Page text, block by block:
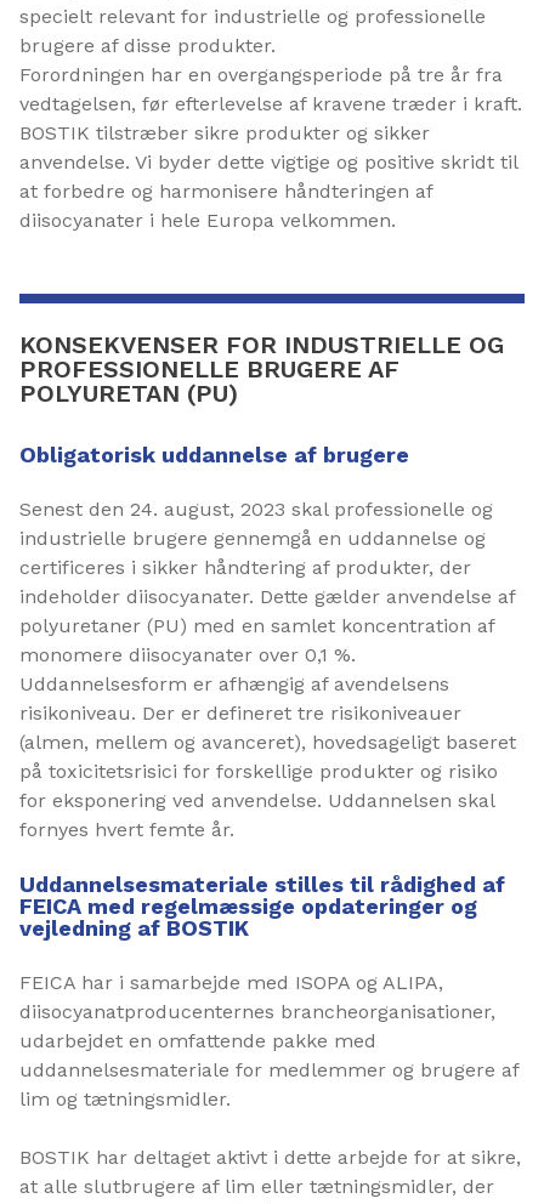
specielt relevant for industrielle og professionelle
brugere af disse produkter.
Forordningen har en overgangsperiode på tre år fra
vedtagelsen, før efterlevelse af kravene træder i kraft.
BOSTIK tilstræber sikre produkter og sikker
anvendelse. Vi byder dette vigtige og positive skridt til
at forbedre og harmonisere håndteringen af
diisocyanater i hele Europa velkommen.
KONSEKVENSER FOR INDUSTRIELLE OG
PROFESSIONELLE BRUGERE AF
POLYURETAN (PU)
Obligatorisk uddannelse af brugere
Senest den 24. august, 2023 skal professionelle og
industrielle brugere gennemgå en uddannelse og
certificeres i sikker håndtering af produkter, der
indeholder diisocyanater. Dette gælder anvendelse af
polyuretaner (PU) med en samlet koncentration af
monomere diisocyanater over 0,1 %.
Uddannelsesform er afhængig af avendelsens
risikoniveau. Der er defineret tre risikoniveauer
(almen, mellem og avanceret), hovedsageligt baseret
på toxicitetsrisici for forskellige produkter og risiko
for eksponering ved anvendelse. Uddannelsen skal
fornyes hvert femte år.
Uddannelsesmateriale stilles til rådighed af
FEICA med regelmæssige opdateringer og
vejledning af BOSTIK
FEICA har i samarbejde med ISOPA og ALIPA,
diisocyanatproducenternes brancheorganisationer,
udarbejdet en omfattende pakke med
uddannelsesmateriale for medlemmer og brugere af
lim og tætningsmidler.
BOSTIK har deltaget aktivt i dette arbejde for at sikre,
at alle slutbrugere af lim eller tætningsmidler, der